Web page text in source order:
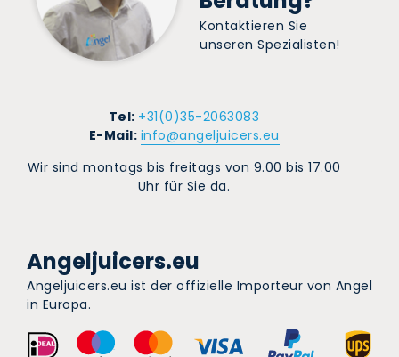
Kontaktieren Sie
unseren Spezialisten!
Tel: +31(0)35-2063083
E-Mail: info@angeljuicers.eu
Wir sind montags bis freitags von 9.00 bis 17.00
Uhr für Sie da.
Angeljuicers.eu
Angeljuicers.eu ist der offizielle Importeur von Angel
in Europa.